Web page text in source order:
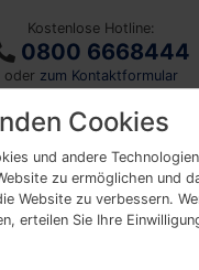
Kostenlose Hotline:
0800 6668444
oder zum Kontaktformular
Glossar
Cookies
und andere
zu ermöglichen und
Website zu verbessern.
erteilen Sie Ihre